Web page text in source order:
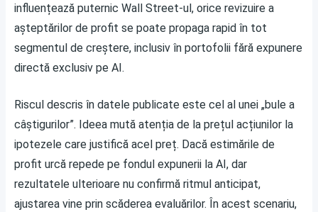
influențează puternic Wall Street-ul, orice revizuire a
așteptărilor de profit se poate propaga rapid în tot
segmentul de creștere, inclusiv în portofolii fără expunere
directă exclusiv pe AI.
Riscul descris în datele publicate este cel al unei „bule a
câștigurilor”. Ideea mută atenția de la prețul acțiunilor la
ipotezele care justifică acel preț. Dacă estimările de
profit urcă repede pe fondul expunerii la AI, dar
rezultatele ulterioare nu confirmă ritmul anticipat,
ajustarea vine prin scăderea evaluărilor. În acest scenariu,